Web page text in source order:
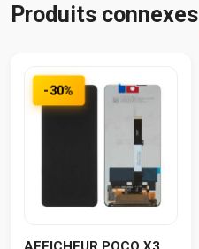
Produits connexes
-30%